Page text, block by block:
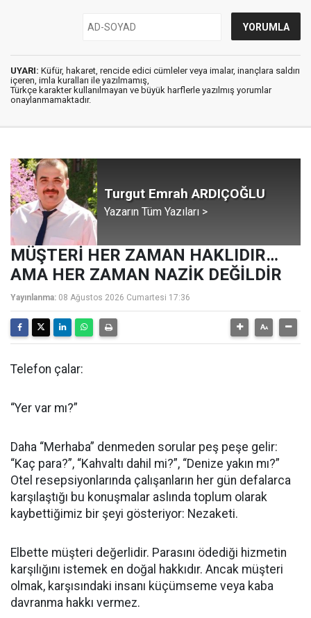
UYARI: Küfür, hakaret, rencide edici cümleler veya imalar, inançlara saldırı
içeren, imla kuralları ile yazılmamış,
Türkçe karakter kullanılmayan ve büyük harflerle yazılmış yorumlar
onaylanmamaktadır.
Turgut Emrah ARDIÇOĞLU
Yazarın Tüm Yazıları >
MÜŞTERİ HER ZAMAN HAKLIDIR…
AMA HER ZAMAN NAZİK DEĞİLDİR
Yayınlanma: 08 Ağustos 2026 Cumartesi 17:36
Telefon çalar:
“Yer var mı?”
Daha “Merhaba” denmeden sorular peş peşe gelir:
“Kaç para?”, “Kahvaltı dahil mi?”, “Denize yakın mı?”
Otel resepsiyonlarında çalışanların her gün defalarca
karşılaştığı bu konuşmalar aslında toplum olarak
kaybettiğimiz bir şeyi gösteriyor: Nezaketi.
Elbette müşteri değerlidir. Parasını ödediği hizmetin
karşılığını istemek en doğal hakkıdır. Ancak müşteri
olmak, karşısındaki insanı küçümseme veya kaba
davranma hakkı vermez.